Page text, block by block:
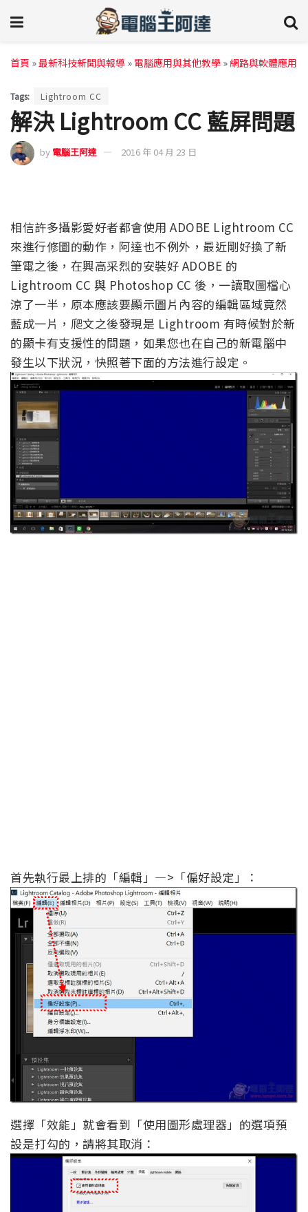
首頁 »最新科技新聞與報導 » 電腦應用與其他教學 »網路與軟體應用
Tags: Lightroom CC
解決 Lightroom CC 藍屏問題
by 電腦王阿達 2016 年 04 月 23 日
相信許多攝影愛好者都會使用 ADOBE Lightroom CC
來進行修圖的動作，阿達也不例外，最近剛好換了新
筆電之後，在興高采烈的安裝好 ADOBE 的
Lightroom CC 與 Photoshop CC 後，一讀取圖檔心
涼了一半，原本應該要顯示圖片內容的編輯區域竟然
藍成一片，爬文之後發現是 Lightroom 有時候對於新
的顯卡有支援性的問題，如果您也在自己的新電腦中
發生以下狀況，快照著下面的方法進行設定。
首先執行最上排的「編輯」—>「偏好設定」：
選擇「效能」就會看到「使用圖形處理器」的選項預
設是打勾的，請將其取消：